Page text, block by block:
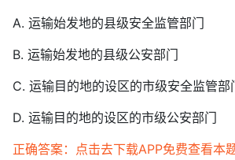
A. 运输始发地的县级安全监管部门
B. 运输始发地的县级公安部门
C. 运输目的地的设区的市级安全监管部
D. 运输目的地的设区的市级公安部门
正确答案：点击去下载APP免费查看本